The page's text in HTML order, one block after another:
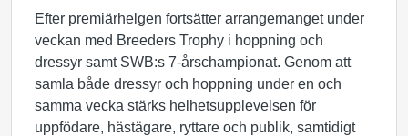
Efter premiärhelgen fortsätter arrangemanget under
veckan med Breeders Trophy i hoppning och
dressyr samt SWB:s 7-årschampionat. Genom att
samla både dressyr och hoppning under en och
samma vecka stärks helhetsupplevelsen för
uppfödare, hästägare, ryttare och publik, samtidigt